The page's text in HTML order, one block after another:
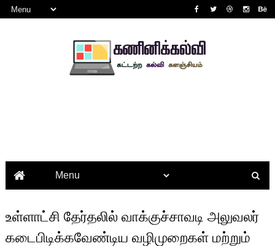
உள்ளாட்சி தேர்தலில் வாக்குச்சாவடி அலுவலர்
கடைபிடிக்கவேண்டிய வழிமுறைகள் மற்றும்